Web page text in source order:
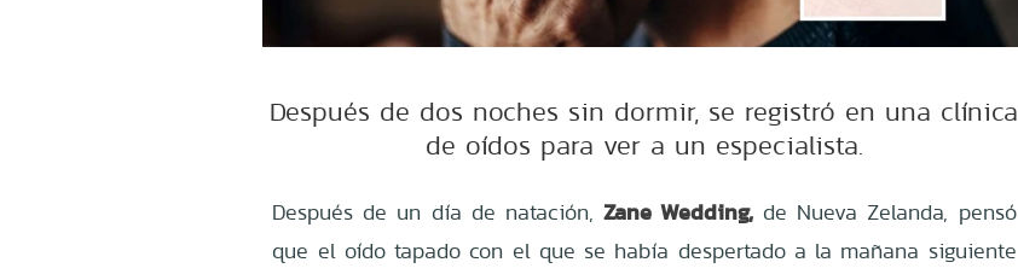
Después de dos noches sin dormir, se registró en una clínica
de oídos para ver a un especialista.
Después de un día de natación, Zane Wedding, de Nueva Zelanda, pensó
que el oído tapado con el que se había despertado a la mañana siguiente